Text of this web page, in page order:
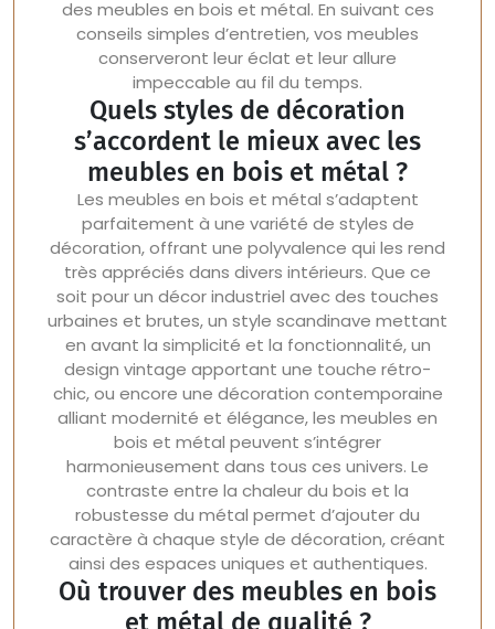
des meubles en bois et métal. En suivant ces
conseils simples d’entretien, vos meubles
conserveront leur éclat et leur allure
impeccable au fil du temps.
Quels styles de décoration
s’accordent le mieux avec les
meubles en bois et métal ?
Les meubles en bois et métal s’adaptent
parfaitement à une variété de styles de
décoration, offrant une polyvalence qui les rend
très appréciés dans divers intérieurs. Que ce
soit pour un décor industriel avec des touches
urbaines et brutes, un style scandinave mettant
en avant la simplicité et la fonctionnalité, un
design vintage apportant une touche rétro-
chic, ou encore une décoration contemporaine
alliant modernité et élégance, les meubles en
bois et métal peuvent s’intégrer
harmonieusement dans tous ces univers. Le
contraste entre la chaleur du bois et la
robustesse du métal permet d’ajouter du
caractère à chaque style de décoration, créant
ainsi des espaces uniques et authentiques.
Où trouver des meubles en bois
et métal de qualité ?